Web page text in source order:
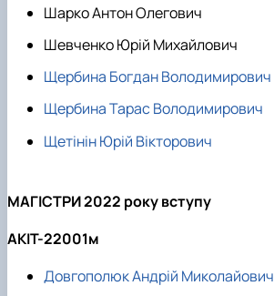
Шарко Антон Олегович
Шевченко Юрій Михайлович
Щербина Богдан Володимирович
Щербина Тарас Володимирович
Щетінін Юрій Вікторович
МАГІСТРИ 2022 року вступу
АКІТ-22001м
Довгополюк Андрій Миколайович